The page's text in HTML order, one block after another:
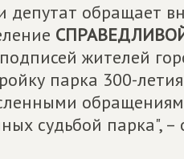
депутат обращает
жителей
парка 300-
судьбой парка", –